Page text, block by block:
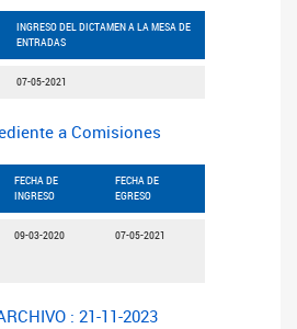
INGRESO DEL DICTAMEN A LA MESA DE
ENTRADAS
07-05-2021
a Comisiones
FECHA DE
INGRESO
FECHA DE
EGRESO
09-03-2020 07-05-2021
: 21-11-2023